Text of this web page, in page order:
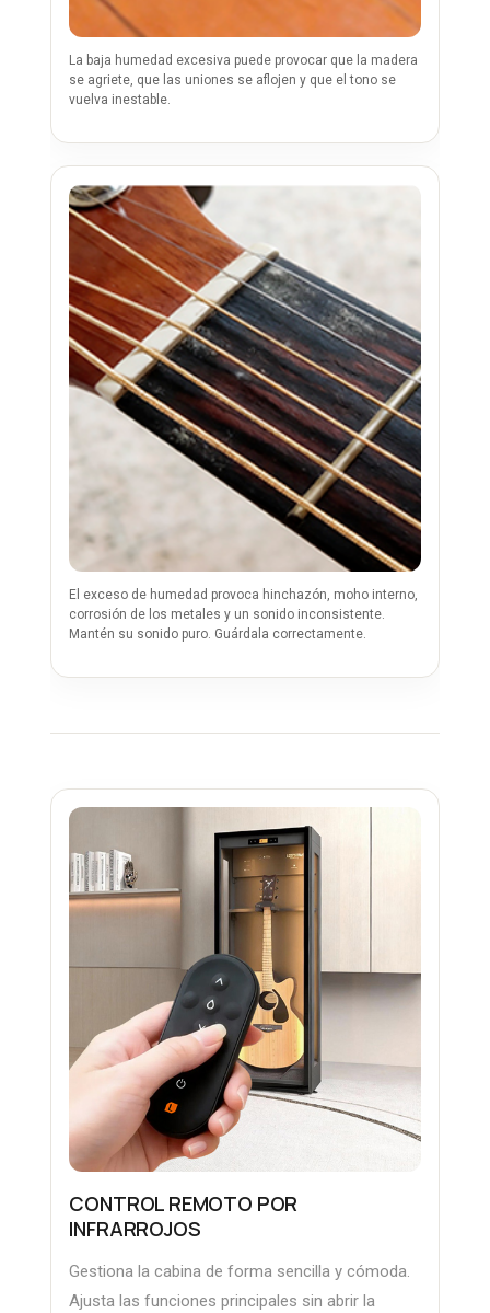
La baja humedad excesiva puede provocar que la madera
se agriete, que las uniones se aflojen y que el tono se
vuelva inestable.
El exceso de humedad provoca hinchazón, moho interno,
corrosión de los metales y un sonido inconsistente.
Mantén su sonido puro. Guárdala correctamente.
CONTROL REMOTO POR
INFRARROJOS
Gestiona la cabina de forma sencilla y cómoda.
Ajusta las funciones principales sin abrir la